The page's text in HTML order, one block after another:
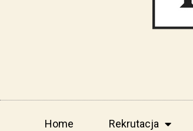
Home Rekrutacja